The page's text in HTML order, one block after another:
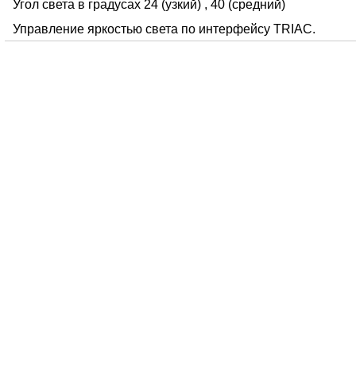
Угол света в градусах 24 (узкий) , 40 (средний)
Управление яркостью света по интерфейсу TRIAC.